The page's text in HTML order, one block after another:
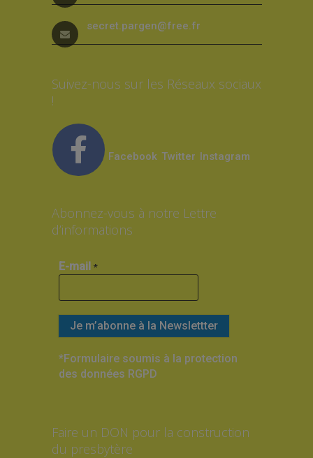
secret.pargen@free.fr
Suivez-nous sur les Réseaux sociaux
!
Facebook Twitter Instagram
Abonnez-vous à notre Lettre
d’informations
E-mail *
*Formulaire soumis à la protection
des données RGPD
Faire un DON pour la construction
du presbytère